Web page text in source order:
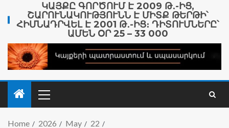
ԿԱՅՔԸ ԳՈՐԾՈՒՄ Է 2009 Թ․-ԻՑ,
ՇԱՐՈՒՆԱԿՈՒԹՅՈՒՆՆ Է ՄԻՏՔ ԹԵՐԹԻ՝
ՀԻՄՆԱԴՐՎԵԼ Է 2001 Թ․-ԻՑ։ ԴԻՏՈՒՄՆԵՐԸ՝
ԱՄԵՆ ՕՐ 25 – 33 000
Home 2026 May
22